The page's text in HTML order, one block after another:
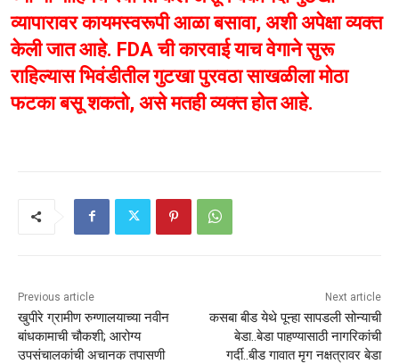
व्यापारावर कायमस्वरूपी आळा बसावा, अशी अपेक्षा व्यक्त
केली जात आहे. FDA ची कारवाई याच वेगाने सुरू
राहिल्यास भिवंडीतील गुटखा पुरवठा साखळीला मोठा
फटका बसू शकतो, असे मतही व्यक्त होत आहे.
Previous article
खुपीरे ग्रामीण रुग्णालयाच्या नवीन
बांधकामाची चौकशी; आरोग्य
उपसंचालकांची अचानक तपासणी
Next article
कसबा बीड येथे पून्हा सापडली सोन्याची
बेडा..बेडा पाहण्यासाठी नागरिकांची
गर्दी..बीड गावात मृग नक्षत्रावर बेडा